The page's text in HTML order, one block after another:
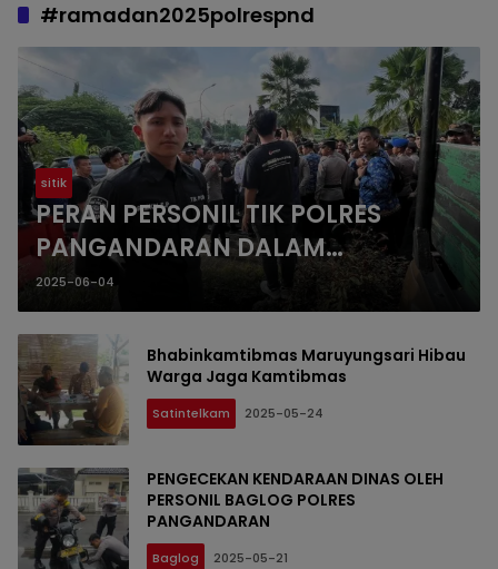
#ramadan2025polrespnd
sitik
PERAN PERSONIL TIK POLRES
PANGANDARAN DALAM
MENYIAPKAN SARANA
PRASARANA PENGAMANAN
AUDIENSI MAHASISWA DI KANTOR
BUPATI PANGANDARAN
2025-06-04
Bhabinkamtibmas Maruyungsari Hibau
Warga Jaga Kamtibmas
Satintelkam 2025-05-24
PENGECEKAN KENDARAAN DINAS OLEH
PERSONIL BAGLOG POLRES
PANGANDARAN
Baglog 2025-05-21